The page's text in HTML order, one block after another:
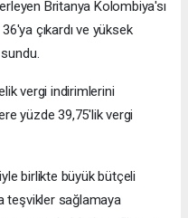
Britanya Kolombiya'sı
çıkardı ve yüksek
vergi indirimlerini
yüzde 39,75'lik vergi
birlikte büyük bütçeli
teşvikler sağlamaya